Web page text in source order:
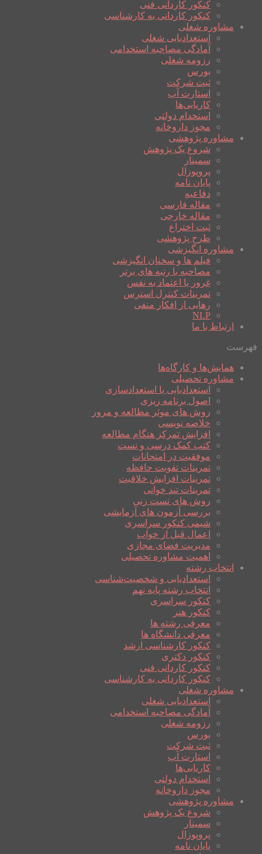
کنکور کاردانی فنی
کنکور کاردانی به کارشناسی
مشاوره شغلی
استعدادیابی شغلی
آمادگی مصاحبه استخدامی
رزومه شغلی
بورس
ثبت شرکت
استارت آپ
کاریابی‌ها
استخدام دولتی
مجوز داروخانه
مشاوره پژوهشی
شروع یک پژوهش
سمینار
پروپوزال
پایان نامه
دفاعیه
مقاله فارسی
مقاله خارجی
ثبت اختراع
طرح پژوهشی
مشاوره انگیزشی
فیلم ها و سخنان انگیزشی
مصاحبه با رتبه های برتر
غرور یا اعتماد به نفس
تمرینات کنترل استرس
رهایی از افکار منفی
NLP
ارتباط با ما
فهرست
همایش‌ها و کارگاه‌ها
مشاوره تحصیلی
استعدادیابی یا استعدادسازی
اصول برنامه ریزی
روش های موثر مطالعه و مرور
خلاصه نویسی
افزایش تمرکز هنگام مطالعه
کتب کمک درسی و تست
موفقیت در امتحانات
تمرینات تقویت حافظه
تمرینات افزایش خلاقیت
تمرینات تند خوانی
روش های تست زنی
بررسی آزمون های آزمایشی
شیمی کنکور سراسری
اعمال قبل از خواب
مدیریت فضای مجازی
اهمیت مشاوره تحصیلی
انتخاب رشته
استعدادیابی و شخصیت‌شناسی
انتخاب رشته پایه نهم
کنکور سراسری
کنکور هنر
معرفی رشته ها
معرفی دانشگاه ها
کنکور کارشناسی ارشد
کنکور دکتری
کنکور کاردانی فنی
کنکور کاردانی به کارشناسی
مشاوره شغلی
استعدادیابی شغلی
آمادگی مصاحبه استخدامی
رزومه شغلی
بورس
ثبت شرکت
استارت آپ
کاریابی‌ها
استخدام دولتی
مجوز داروخانه
مشاوره پژوهشی
شروع یک پژوهش
سمینار
پروپوزال
پایان نامه